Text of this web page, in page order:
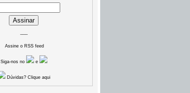
Assine o RSS feed
Siga-nos no e
Dúvidas? Clique aqui